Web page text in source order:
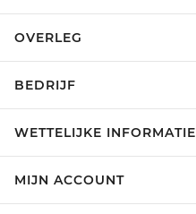
OVERLEG
BEDRIJF
WETTELIJKE INFORMATIE
MIJN ACCOUNT